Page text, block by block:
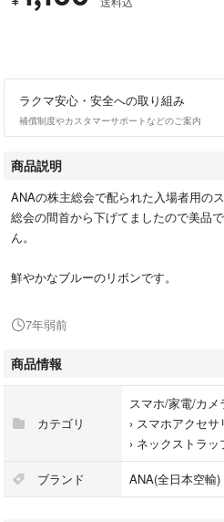
ラクマ安心・安全への取り組み
補償制度やカスタマーサポートなどのご案内
商品説明
ANAの株主総会で配られた入場者用のス
総会の間首から下げてましたので美品
ん。
鮮やかなブルーのリボンです。
7年弱前
商品情報
カテゴリ
スマホ/家電/カメ
› スマホアクセサ
› ネックストラッ
ブランド ANA(全日本空輸)